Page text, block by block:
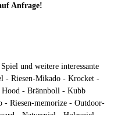
Anfrage!
und weitere interessante
- Riesen-Mikado - Krocket -
- Brännboll - Kubb
- Riesen-memorize - Outdoor-